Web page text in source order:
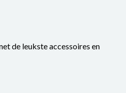
de leukste accessoires en